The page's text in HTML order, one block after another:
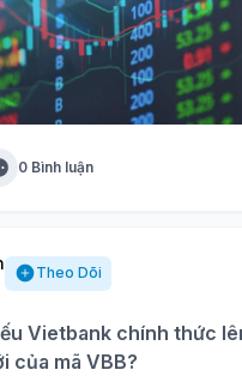
0 Bình luận
Theo Dõi
Vietbank chính thức
của mã VBB?